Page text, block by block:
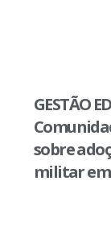
GESTÃO
sobre
militar em